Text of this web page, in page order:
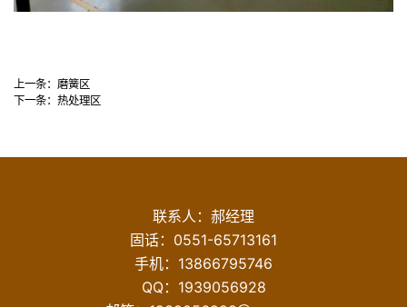
上一条： 磨簧区
下一条： 热处理区
联系人：郝经理
固话： 0551-65713161
手机： 13866795746
QQ：1939056928